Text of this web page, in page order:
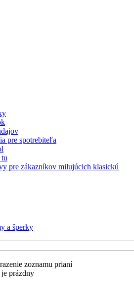
pre spotrebiteľa
pre zákazníkov milujúcich klasickú
zoznamu prianí
prázdny